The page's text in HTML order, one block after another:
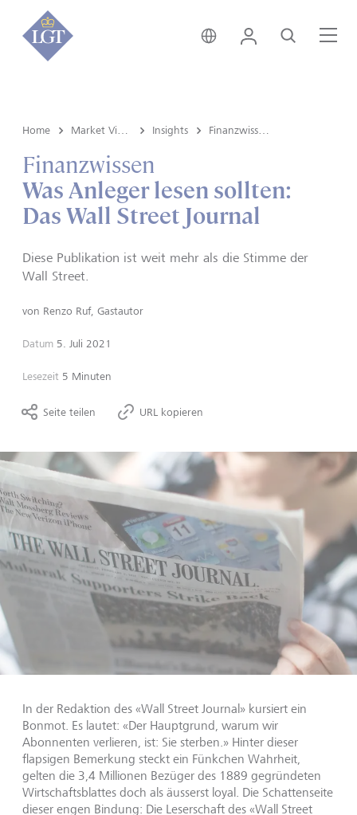
Liechtenstein • Deutsch
Login Suche
Home Insights
Finanzwissen
Was Anleger lesen sollten:
Das Wall Street Journal
Diese Publikation ist weit mehr als die Stimme der
Wall Street.
von Renzo Ruf, Gastautor
Datum 5. Juli 2021
Lesezeit 5 Minuten
Seite teilen URL kopieren
In der Redaktion des «Wall Street Journal» kursiert ein
Bonmot. Es lautet: «Der Hauptgrund, warum wir
Abonnenten verlieren, ist: Sie sterben.» Hinter dieser
flapsigen Bemerkung steckt ein Fünkchen Wahrheit,
gelten die 3,4 Millionen Bezüger des 1889 gegründeten
Wirtschaftsblattes doch als äusserst loyal. Die Schattenseite
dieser engen Bindung: Die Leserschaft des «Wall Street